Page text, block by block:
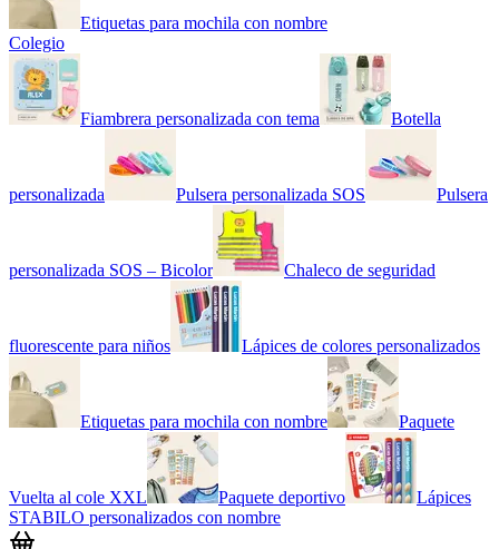
Etiquetas para mochila con nombre
Colegio
Fiambrera personalizada con tema Botella
personalizada Pulsera personalizada SOS Pulsera
personalizada SOS – Bicolor Chaleco de seguridad
fluorescente para niños Lápices de colores personalizados
Etiquetas para mochila con nombre Paquete
Vuelta al cole XXL Paquete deportivo
Lápices
STABILO personalizados con nombre